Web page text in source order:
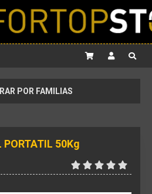
POR FAMILIAS
PORTATIL 50Kg